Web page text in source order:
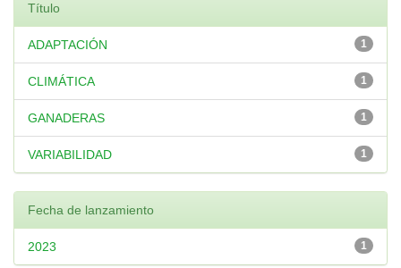
Título
1
ADAPTACIÓN
1
CLIMÁTICA
1
GANADERAS
1
VARIABILIDAD
Fecha de lanzamiento
1
2023